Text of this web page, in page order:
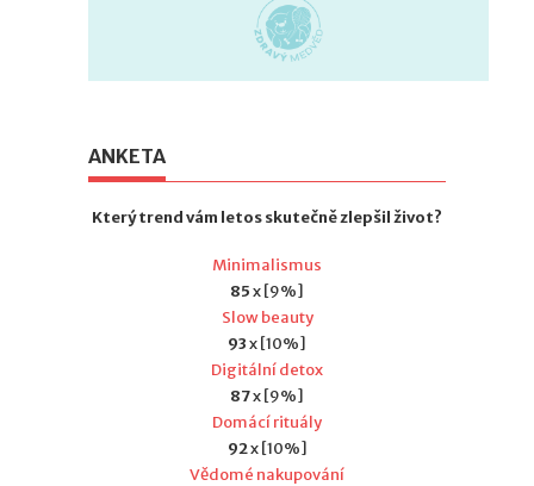
ANKETA
Který trend vám letos skutečně zlepšil život?
Minimalismus
85x [9%]
Slow beauty
93x [10%]
Digitální detox
87x [9%]
Domácí rituály
92x [10%]
Vědomé nakupování